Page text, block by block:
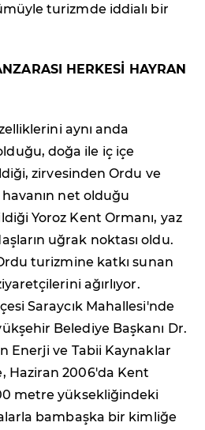
turizmde iddialı bir
HERKESİ HAYRAN
aynı anda
doğa ile iç içe
zirvesinden Ordu ve
net olduğu
Yoroz Kent Ormanı, yaz
uğrak noktası oldu.
turizmine katkı sunan
ağırlıyor.
Saraycık Mahallesi'nde
Belediye Başkanı Dr.
Enerji ve Tabii Kaynaklar
Haziran 2006'da Kent
metre yüksekliğindeki
bambaşka bir kimliğe